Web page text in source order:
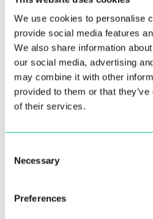
We use cookies to personalise
provide social media features
We also share information
our social media, advertising
may combine it with other
provided to them or that
of their services.
Selection
Necessary
Preferences